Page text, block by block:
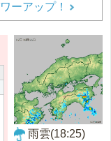
ーアップ！
雨雲(18:25)